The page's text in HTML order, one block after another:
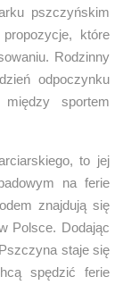
pszczyńskim
które
Rodzinny
odpoczynku
sportem
to jej
na ferie
znajdują się
Polsce. Dodając
staje się
spędzić ferie